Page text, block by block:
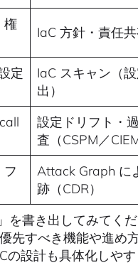
権
IaC 方針・責任
定
IaC スキャン（
出）
設定ドリフト・
査（CSPM／CIEM
フ
Attack Graph に
跡（CDR）
を書き出してみてく
すべき機能や進め
設計も具体化しやす